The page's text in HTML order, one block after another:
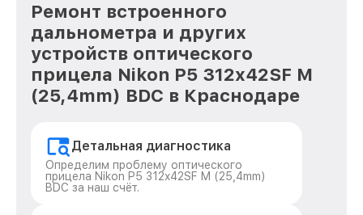
Ремонт встроенного
дальнометра и других
устройств оптического
прицела Nikon P5 312x42SF M
(25,4mm) BDC в Краснодаре
Детальная диагностика
Определим проблему оптического
прицела Nikon P5 312x42SF M (25,4mm)
BDC за наш счёт.